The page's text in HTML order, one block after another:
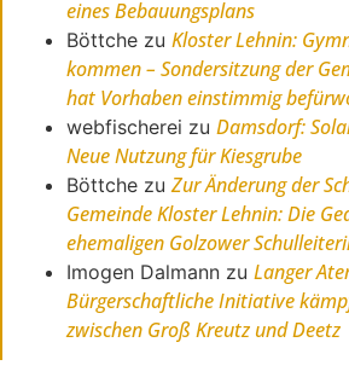
eines Bebauungsplans
Böttche zu Kloster Lehnin:
kommen – Sondersitzung der
hat Vorhaben einstimmig
webfischerei zu Damsdorf:
Neue Nutzung für Kiesgrube
Böttche zuZur Änderung der
Gemeinde Kloster Lehnin: Die
ehemaligen Golzower
Imogen Dalmann zu Langer
Bürgerschaftliche Initiative
zwischen Groß Kreutz und Deetz